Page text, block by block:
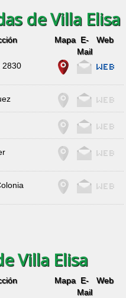
de Villa Elisa
Mapa E-
Mail
Web
2830
Villa Elisa
Mapa E-
Mail
Web